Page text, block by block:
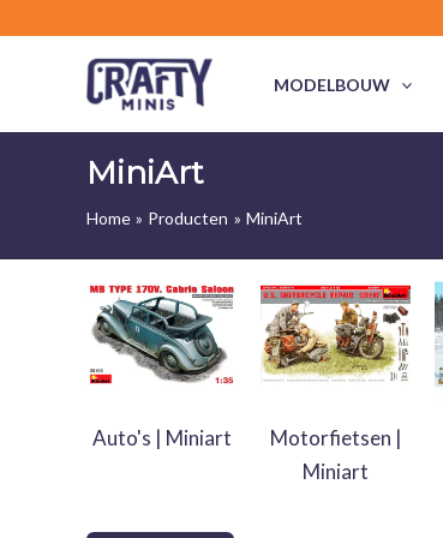
MODELBOUW
MiniArt
Home Producten MiniArt
Auto's | Miniart
Motorfietsen |
Miniart